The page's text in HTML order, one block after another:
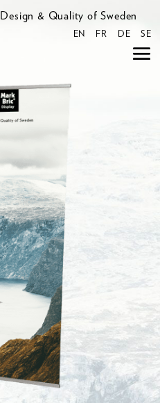
Design & Quality of Sweden
EN FR DE SE